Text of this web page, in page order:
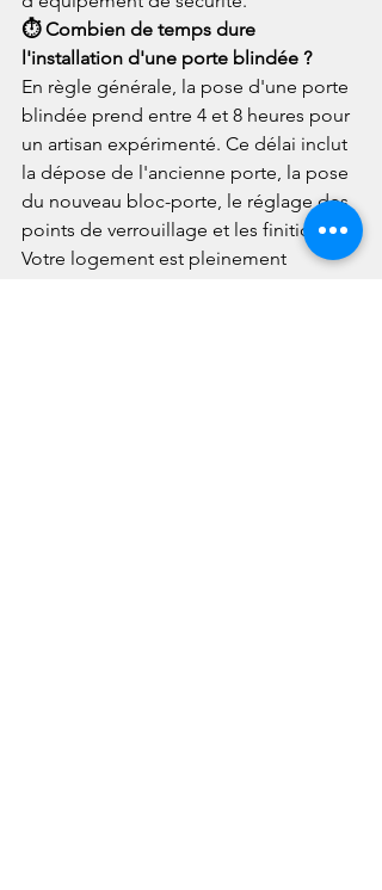
⏱️ Combien de temps dure
l'installation d'une porte blindée ?
En règle générale, la pose d'une porte
blindée prend entre 4 et 8 heures pour
un artisan expérimenté. Ce délai inclut
la dépose de l'ancienne porte, la pose
du nouveau bloc-porte, le réglage des
points de verrouillage et les finitions.
Votre logement est pleinement